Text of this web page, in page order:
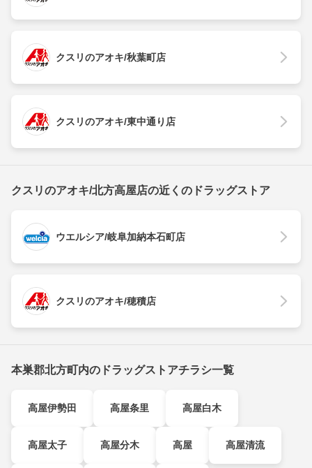
クスリのアオキ/秋葉町店
クスリのアオキ/東中通り店
クスリのアオキ/北方高屋店の近くのドラッグストア
ウエルシア/岐阜加納本石町店
クスリのアオキ/穂積店
本巣郡北方町内のドラッグストアチラシ一覧
高屋伊勢田 高屋条里 高屋白木
高屋太子 高屋分木 高屋 高屋清流